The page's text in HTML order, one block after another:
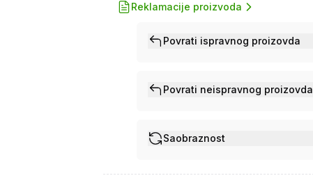
Reklamacije proizvoda
Povrati ispravnog proizovda
Povrati neispravnog proizovda
Saobraznost